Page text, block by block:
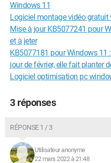
Windows 11
Logiciel montage vidéo gratuit
Mise à jour KB5077241 pour
et à jeter
KB5077181 pour Windows 11
jour de février, elle fait planter
Logiciel optimisation pc
3 réponses
RÉPONSE 1 / 3
Utilisateur anonyme
22 mars 2022 à 21:48